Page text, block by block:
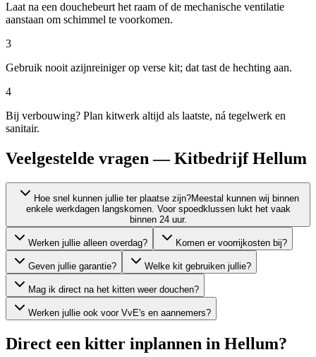
Laat na een douchebeurt het raam of de mechanische ventilatie
aanstaan om schimmel te voorkomen.
3
Gebruik nooit azijnreiniger op verse kit; dat tast de hechting aan.
4
Bij verbouwing? Plan kitwerk altijd als laatste, ná tegelwerk en
sanitair.
Veelgestelde vragen — Kitbedrijf Hellum
Hoe snel kunnen jullie ter plaatse zijn?Meestal kunnen wij binnen
enkele werkdagen langskomen. Voor spoedklussen lukt het vaak
binnen 24 uur.
Werken jullie alleen overdag? Komen er voorrijkosten bij?
Geven jullie garantie? Welke kit gebruiken jullie?
Mag ik direct na het kitten weer douchen?
Werken jullie ook voor VvE's en aannemers?
Direct een kitter inplannen in Hellum?